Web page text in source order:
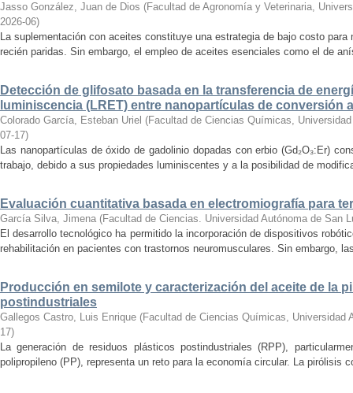
Jasso González, Juan de Dios (Facultad de Agronomía y Veterinaria,
2026-06)
La suplementación con aceites constituye una estrategia de bajo costo
recién paridas. Sin embargo, el empleo de aceites esenciales como el de
Detección de glifosato basada en la transferencia de
luminiscencia (LRET) entre nanopartículas de conversión
Colorado García, Esteban Uriel (Facultad de Ciencias Químicas,
07-17)
Las nanopartículas de óxido de gadolinio dopadas con erbio (Gd₂O₃:Er)
trabajo, debido a sus propiedades luminiscentes y a la posibilidad de
Evaluación cuantitativa basada en electromiografía para
García Silva, Jimena (Facultad de Ciencias. Universidad Autónoma de San
El desarrollo tecnológico ha permitido la incorporación de dispositivos
rehabilitación en pacientes con trastornos neuromusculares. Sin embargo,
Producción en semilote y caracterización del aceite de la
postindustriales
Gallegos Castro, Luis Enrique (Facultad de Ciencias Químicas, Universidad
17)
La generación de residuos plásticos postindustriales (RPP),
polipropileno (PP), representa un reto para la economía circular. La pirólisis